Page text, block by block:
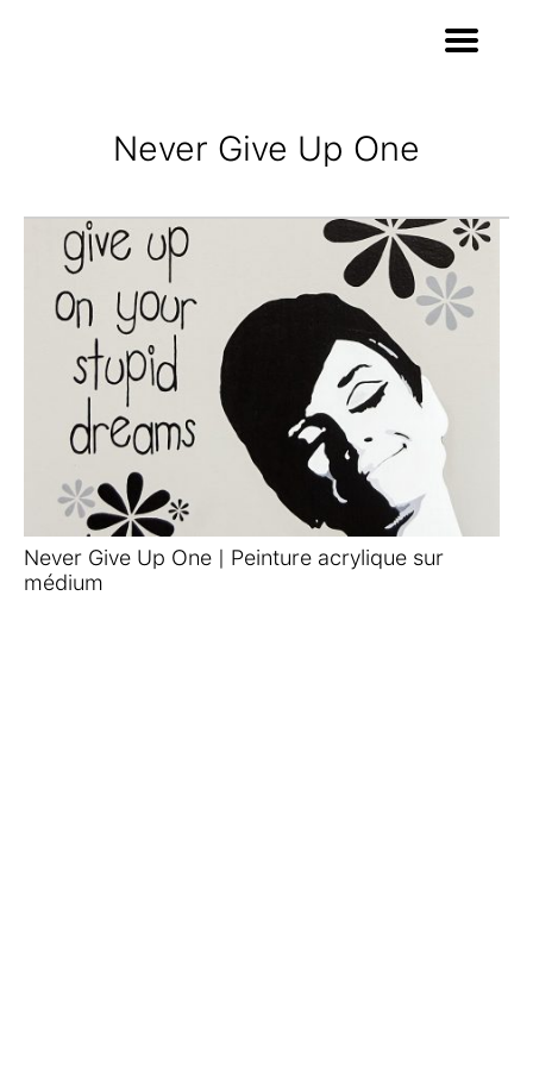
Never Give Up One
Never Give Up One | Peinture acrylique sur
médium